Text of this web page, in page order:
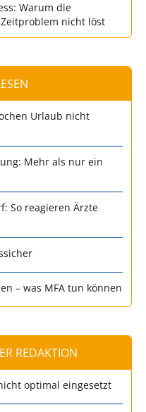
Warum die
nicht löst
Urlaub nicht
Mehr als nur ein
So reagieren Ärzte
– was MFA tun können
REDAKTION
optimal eingesetzt